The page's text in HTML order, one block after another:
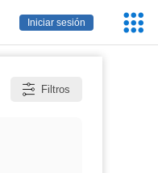
Iniciar sesión
Filtros